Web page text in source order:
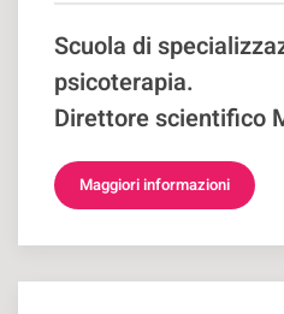
Scuola di
psicoterapia.
Direttore scientifico
Maggiori informazioni